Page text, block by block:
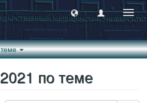
теме
по теме